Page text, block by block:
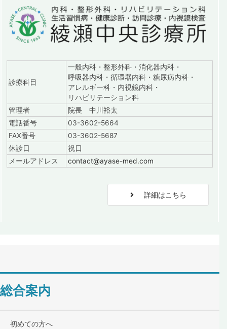
診療科目
一般内科・整形外科・消化器内科・
呼吸器内科・循環器内科・糖尿病内科・
アレルギー科・内視鏡内科・
リハビリテーション科
管理者
院長 中川裕太
電話番号
03-3602-5664
FAX番号
03-3602-5687
休診日
祝日
メールアドレス
contact@ayase-med.com
詳細はこちら
総合案内
初めての方へ